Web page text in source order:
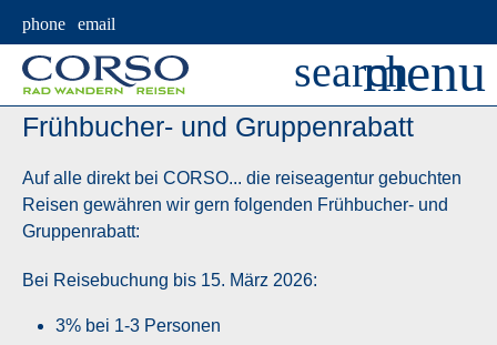
Frühbucher- und Gruppenrabatt
Auf alle direkt bei CORSO... die reiseagentur gebuchten
Reisen gewähren wir gern folgenden Frühbucher- und
Gruppenrabatt:
Bei Reisebuchung bis 15. März 2026:
3% bei 1-3 Personen